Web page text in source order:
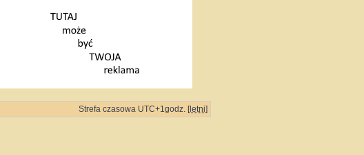
Strefa czasowa UTC+1godz. [letni]